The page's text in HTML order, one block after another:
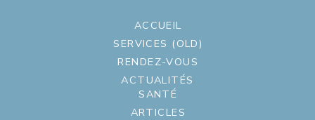
ACCUEIL
SERVICES (OLD)
RENDEZ-VOUS
ACTUALITÉS
SANTÉ
ARTICLES